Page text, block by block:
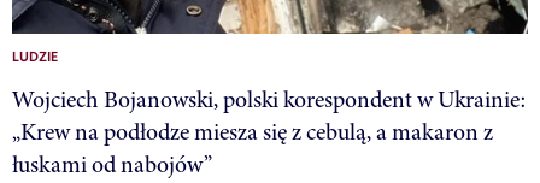
LUDZIE
Wojciech Bojanowski, polski korespondent w Ukrainie:
„Krew na podłodze miesza się z cebulą, a makaron z
łuskami od nabojów”